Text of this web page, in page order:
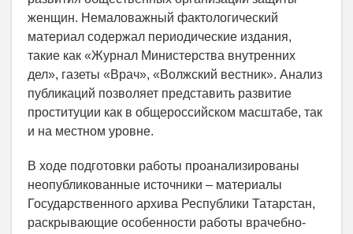
женщин. Немаловажный фактологический
материал содержал периодические издания,
такие как «Журнал Министерства внутренних
дел», газеты «Врач», «Волжский вестник». Анализ
публикаций позволяет представить развитие
проституции как в общероссийском масштабе, так
и на местном уровне.
В ходе подготовки работы проанализированы
неопубликованные источники – материалы
Государственного архива Республики Татарстан,
раскрывающие особенности работы врачебно-